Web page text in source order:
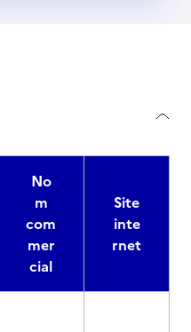
No
m
com
mer
cial
Site
inte
rnet